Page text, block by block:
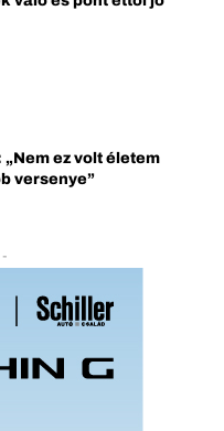
ez volt életem
versenye”
-